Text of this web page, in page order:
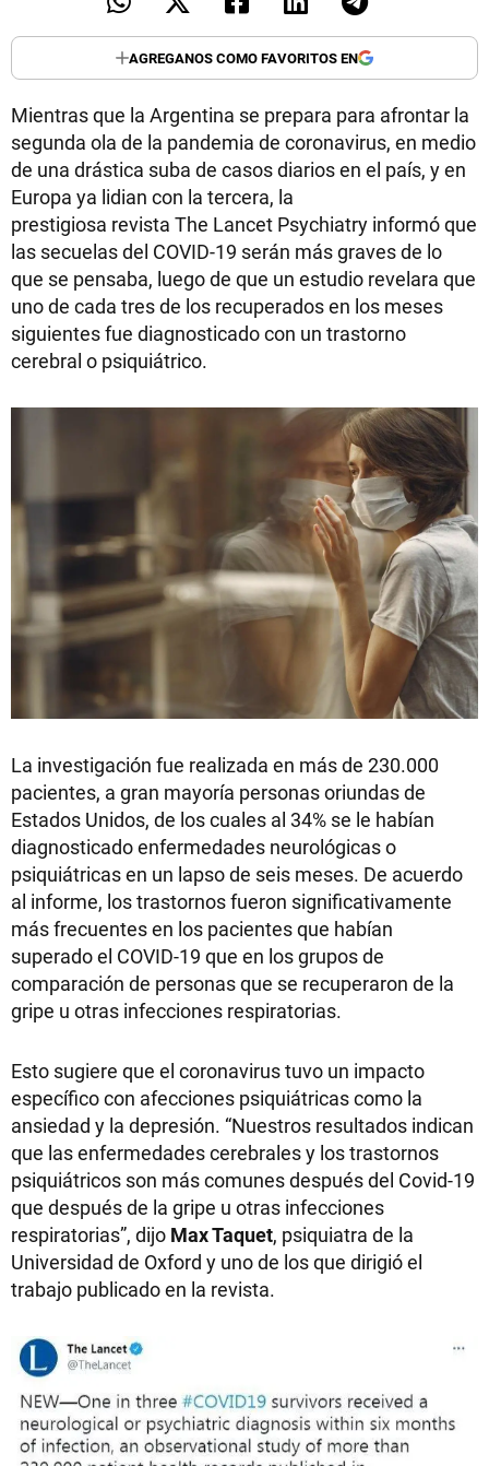
AGREGANOS COMO FAVORITOS EN
Mientras que la Argentina se prepara para afrontar la
segunda ola de la pandemia de coronavirus, en medio
de una drástica suba de casos diarios en el país, y en
Europa ya lidian con la tercera, la
prestigiosa revista The Lancet Psychiatry informó que
las secuelas del COVID-19 serán más graves de lo
que se pensaba, luego de que un estudio revelara que
uno de cada tres de los recuperados en los meses
siguientes fue diagnosticado con un trastorno
cerebral o psiquiátrico.
La investigación fue realizada en más de 230.000
pacientes, a gran mayoría personas oriundas de
Estados Unidos, de los cuales al 34% se le habían
diagnosticado enfermedades neurológicas o
psiquiátricas en un lapso de seis meses. De acuerdo
al informe, los trastornos fueron significativamente
más frecuentes en los pacientes que habían
superado el COVID-19 que en los grupos de
comparación de personas que se recuperaron de la
gripe u otras infecciones respiratorias.
Esto sugiere que el coronavirus tuvo un impacto
específico con afecciones psiquiátricas como la
ansiedad y la depresión. “Nuestros resultados indican
que las enfermedades cerebrales y los trastornos
psiquiátricos son más comunes después del Covid-19
que después de la gripe u otras infecciones
respiratorias”, dijo Max Taquet, psiquiatra de la
Universidad de Oxford y uno de los que dirigió el
trabajo publicado en la revista.